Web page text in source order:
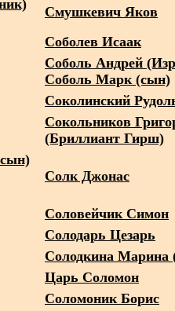
Смушкевич Яков
Соболев Исаак
Соболь Андрей
Соболь Марк (сын)
Соколинский
Сокольников
(Бриллиант Гирш)
Солк Джонас
Соловейчик Симон
Солодарь Цезарь
Солодкина Марина
Царь Соломон
Соломоник Борис